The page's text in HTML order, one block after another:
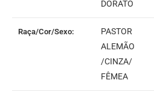
DORATO
Raça/Cor/Sexo:
PASTOR
ALEMÃO
/CINZA/
FÊMEA